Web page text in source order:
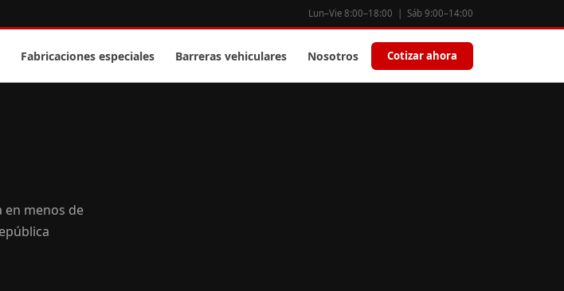
Lun–Vie 8:00–18:00 | Sáb 9:00–14:00
Fabricaciones especiales Barreras vehiculares Nosotros Cotizar ahora
en menos de